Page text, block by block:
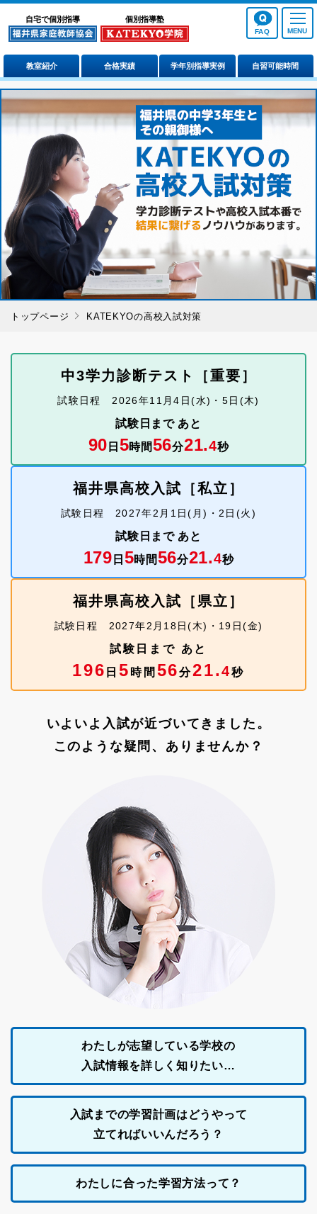
自宅で個別指導 個別指導塾
学年別指導実例
教室紹介 合格実績 自習可能時間
FAQ
トップページ KATEKYOの高校入試対策
中3学力診断テスト［重要］
試験日程 2026年11月4日(水)・5日(木)
試験日まで あと
90 日 5時間56分20.6秒
福井県高校入試［私立］
試験日程 2027年2月1日(月)・2日(火)
試験日まで あと
179 日 5時間56分20.6秒
福井県高校入試［県立］
試験日程 2027年2月18日(木)・19日(金)
試験日まで あと
196 日5 時間 56分20.6秒
いよいよ入試が近づいてきました。
このような疑問、ありませんか？
わたしが志望している学校の
⼊試情報を詳しく知りたい…
⼊試までの学習計画は どうやって
⽴てればいいんだろう？
わたしに合った学習⽅法って？